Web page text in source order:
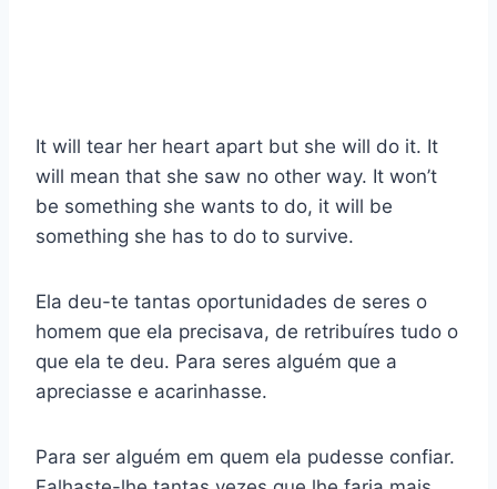
It will tear her heart apart but she will do it. It
will mean that she saw no other way. It won’t
be something she wants to do, it will be
something she has to do to survive.
Ela deu-te tantas oportunidades de seres o
homem que ela precisava, de retribuíres tudo o
que ela te deu. Para seres alguém que a
apreciasse e acarinhasse.
Para ser alguém em quem ela pudesse confiar.